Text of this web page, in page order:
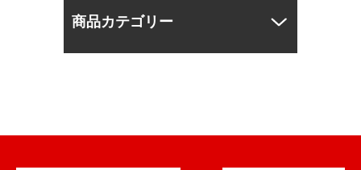
商品カテゴリー